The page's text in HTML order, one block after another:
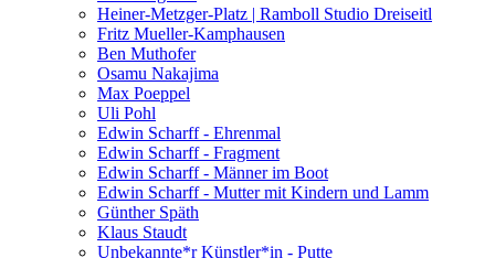
Heiner-Metzger-Platz | Ramboll Studio Dreiseitl
Fritz Mueller-Kamphausen
Ben Muthofer
Osamu Nakajima
Max Poeppel
Uli Pohl
Edwin Scharff - Ehrenmal
Edwin Scharff - Fragment
Edwin Scharff - Männer im Boot
Edwin Scharff - Mutter mit Kindern und Lamm
Günther Späth
Klaus Staudt
Unbekannte*r Künstler*in - Putte